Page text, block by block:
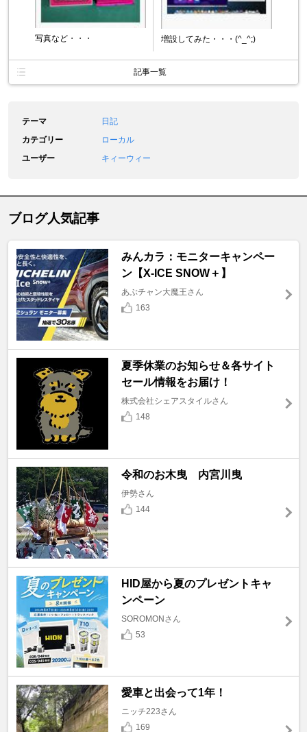
写真など・・・ 増設してみた・・・(^_^;)
記事一覧
テーマ
日記
カテゴリー
ローカル
ユーザー
キィーウィー
ブログ人気記事
みんカラ：モニターキャンペー
ン【X-ICE SNOW＋】
あぶチャン大魔王さん
163
夏季休業のお知らせ＆各サイト
セール情報をお届け！
株式会社シェアスタイルさん
148
令和のお木曳 内宮川曳
伊勢さん
144
HID屋から夏のプレゼントキャ
ンペーン
SOROMONさん
53
愛車と出会って1年！
ニッチ223さん
169